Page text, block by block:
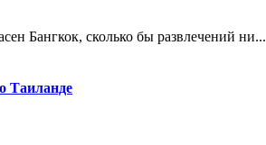
Бангкок, сколько бы развлечений ни...
Таиланде